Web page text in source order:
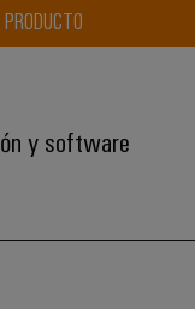
y software